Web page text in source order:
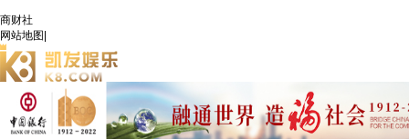
商财社
网站地图